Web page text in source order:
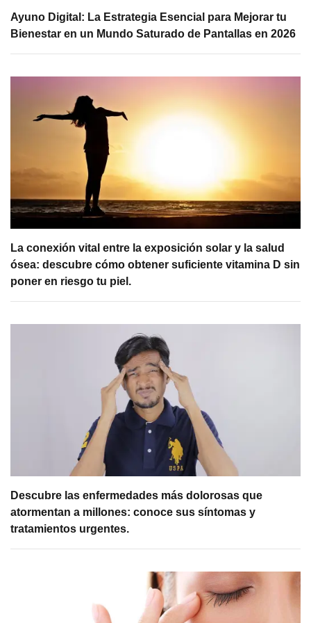
Ayuno Digital: La Estrategia Esencial para Mejorar tu
Bienestar en un Mundo Saturado de Pantallas en 2026
La conexión vital entre la exposición solar y la salud
ósea: descubre cómo obtener suficiente vitamina D sin
poner en riesgo tu piel.
Descubre las enfermedades más dolorosas que
atormentan a millones: conoce sus síntomas y
tratamientos urgentes.